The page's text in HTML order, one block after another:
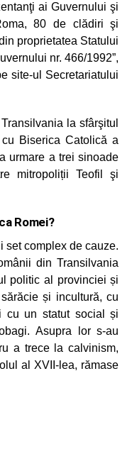
ai Guvernului şi
80 de clădiri şi
proprietatea Statului
nr. 466/1992”,
site-ul Secretariatului
la sfârşitul
Biserica Catolică a
urmare a trei sinoade
mitropoliții Teofil şi
Romei?
set complex de cauze.
din Transilvania
politic al provinciei și
și incultură, cu
cu un statut social și
Asupra lor s-au
a trece la calvinism,
al XVII-lea, rămase